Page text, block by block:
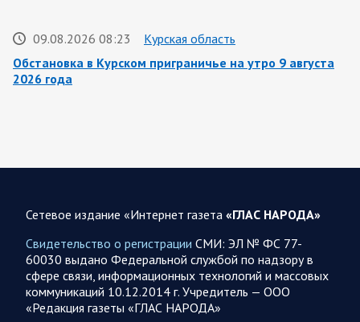
09.08.2026 08:23
Курская область
Обстановка в Курском приграничье на утро 9 августа
2026 года
08.08.2026 20:10
Украина
Олег Царев об Украине 8 августа
Зеленский совершает первый за время пребывания у власти
Сетевое издание «Интернет газета «ГЛАС НАРОДА»
Свидетельство о регистрации СМИ: ЭЛ № ФС 77-
60030 выдано Федеральной службой по надзору в
сфере связи, информационных технологий и массовых
коммуникаций 10.12.2014 г. Учредитель — ООО
«Редакция газеты «ГЛАС НАРОДА»